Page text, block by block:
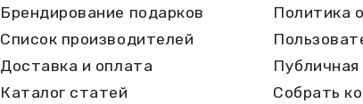
Брендирование подарков
Список производителей
Доставка и оплата
Каталог статей
Политика
Собрать